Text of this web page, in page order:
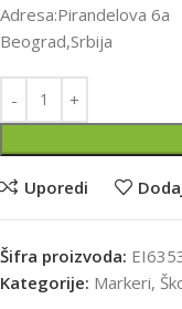
Adresa:Pirandelova 6a
Beograd,Srbija
Uporedi
Šifra proizvoda:
Kategorije: Markeri,